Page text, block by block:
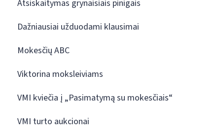
Atsiskaitymas grynaisiais pinigais
Dažniausiai užduodami klausimai
Mokesčių ABC
Viktorina moksleiviams
VMI kviečia į „Pasimatymą su mokesčiais“
VMI turto aukcionai